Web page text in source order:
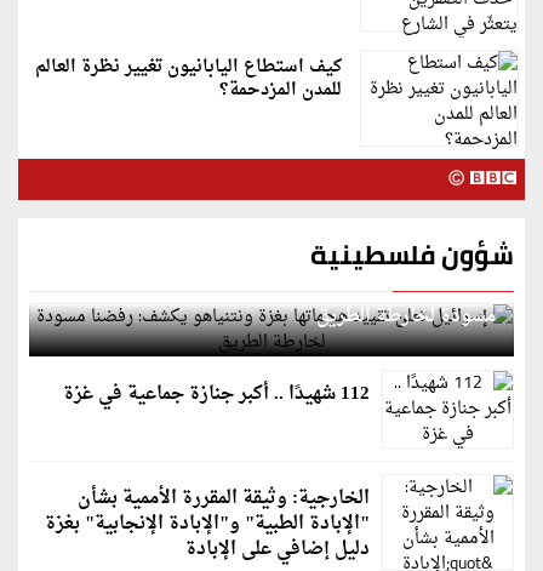
كيف استطاع اليابانيون تغيير نظرة العالم
للمدن المزدحمة؟
شؤون فلسطينية
إسرائيل تعلن تقييد هجماتها بغزة ونتنياهو يكشف: رفضنا
مسودة لخارطة الطريق
112 شهيدًا .. أكبر جنازة جماعية في غزة
الخارجية: وثيقة المقررة الأممية بشأن
"الإبادة الطبية" و"الإبادة الإنجابية" بغزة
دليل إضافي على الإبادة